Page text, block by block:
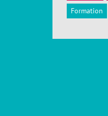
Formation